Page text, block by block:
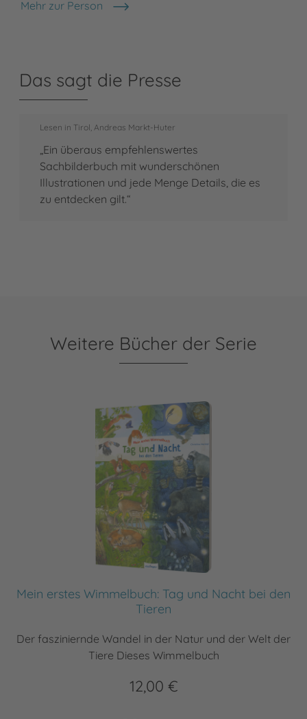
Mehr zur Person
Christine Henkel
Das sagt die Presse
Lesen in Tirol, Andreas Markt-Huter
„Ein überaus empfehlenswertes
Sachbilderbuch mit wunderschönen
Illustrationen und jede Menge Details, die es
zu entdecken gilt.“
Weitere Bücher der Serie
Mein erstes Wimmelbuch: Tag und Nacht bei den
Tieren
Der fasziniernde Wandel in der Natur und der Welt der
Tiere Dieses Wimmelbuch
12,00 €